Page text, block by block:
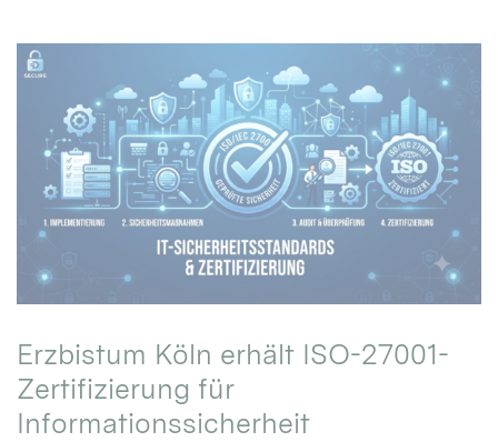
Erzbistum Köln erhält ISO-27001-
Zertifizierung für
Informationssicherheit